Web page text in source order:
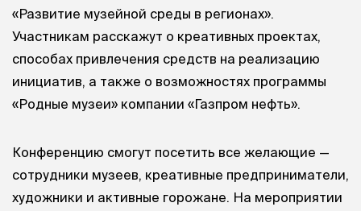
«Развитие музейной среды в регионах».
Участникам расскажут о креативных проектах,
способах привлечения средств на реализацию
инициатив, а также о возможностях программы
«Родные музеи» компании «Газпром нефть».
Конференцию смогут посетить все желающие —
сотрудники музеев, креативные предприниматели,
художники и активные горожане. На мероприятии